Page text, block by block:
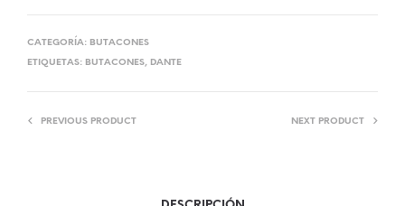
CATEGORÍA: BUTACONES
ETIQUETAS: BUTACONES, DANTE
PREVIOUS PRODUCT NEXT PRODUCT